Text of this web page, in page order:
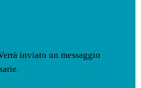
inviato un messaggio